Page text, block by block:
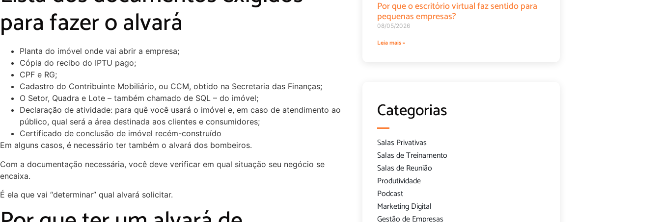
para fazer o alvará
Planta do imóvel onde vai abrir a empresa;
Cópia do recibo do IPTU pago;
CPF e RG;
Cadastro do Contribuinte Mobiliário, ou CCM, obtido na Secretaria das Finanças;
O Setor, Quadra e Lote – também chamado de SQL – do imóvel;
Declaração de atividade: para quê você usará o imóvel e, em caso de atendimento ao
público, qual será a área destinada aos clientes e consumidores;
Certificado de conclusão de imóvel recém-construído
Em alguns casos, é necessário ter também o alvará dos bombeiros.
Com a documentação necessária, você deve verificar em qual situação seu negócio se
encaixa.
É ela que vai “determinar” qual alvará solicitar.
Por que o escritório virtual faz sentido para
pequenas empresas?
08/05/2026
Leia mais »
Categorias
Salas Privativas
Salas de Treinamento
Salas de Reunião
Produtividade
Podcast
Marketing Digital
Gestão de Empresas